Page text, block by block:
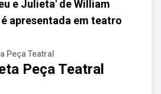
e Julieta' de William
apresentada em teatro
Peça Teatral
Peça Teatral